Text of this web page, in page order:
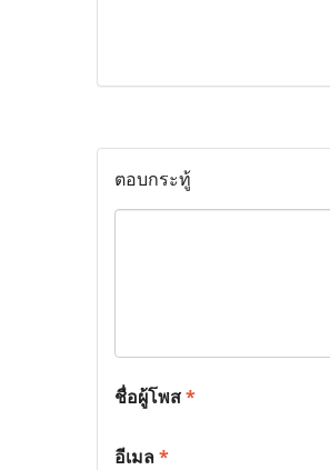
ตอบกระทู้
ชื่อผู้โพส*
อีเมล*